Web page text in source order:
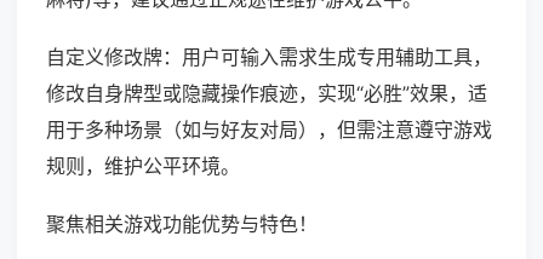
自定义修改牌：用户可输入需求生成专用辅助工具，
修改自身牌型或隐藏操作痕迹，实现“必胜”效果，适
用于多种场景（如与好友对局），但需注意遵守游戏
规则，维护公平环境。
聚焦相关游戏功能优势与特色！